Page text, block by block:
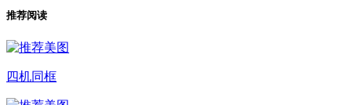
推荐阅读
四机同框